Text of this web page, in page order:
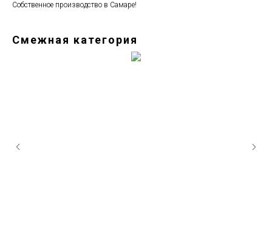
Собственное производство в Самаре!
Смежная категория